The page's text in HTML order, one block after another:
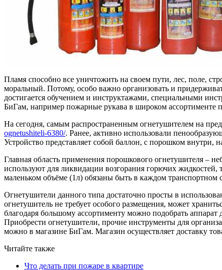
Пламя способно все уничтожить на своем пути, лес, поле,
моральный. Потому, особо важно организовать и
достигается обучением и инструктажами, специальными
БиГам, например пожарные рукава в широком ассортименте
На сегодня, самым распространенным огнетушителем на
ognetushiteli-6380/. Ранее, активно использовали
Устройство представляет собой баллон, с порошком
Главная область применения порошкового огнетушителя –
используют для ликвидации возгорания горючих
маленьком объёме (1л) обязаны быть в каждом транспортном
Огнетушители данного типа достаточно просты в
огнетушитель не требует особого размещения, может
благодаря большому ассортименту можно подобрать
Приобрести огнетушители, прочие инструменты для
можно в магазине БиГам. Магазин осуществляет доставку
Читайте также
Что делать при пожаре в квартире